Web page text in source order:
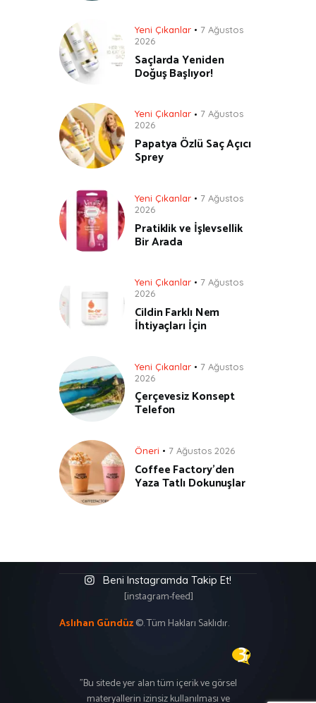
Yeni Çıkanlar
7 Ağustos
2026
Saçlarda Yeniden
Doğuş Başlıyor!
Yeni Çıkanlar
7 Ağustos
2026
Papatya Özlü Saç Açıcı
Sprey
Yeni Çıkanlar
7 Ağustos
2026
Pratiklik ve İşlevsellik
Bir Arada
Yeni Çıkanlar
7 Ağustos
2026
Cildin Farklı Nem
İhtiyaçları İçin
Yeni Çıkanlar
7 Ağustos
2026
Çerçevesiz Konsept
Telefon
Öneri 7 Ağustos 2026
Coffee Factory’den
Yaza Tatlı Dokunuşlar
Beni Instagramda Takip Et!
[instagram-feed]
Aslıhan Gündüz©. Tüm Hakları Saklıdır.
"Bu sitede yer alan tüm içerik ve görsel
materyallerin izinsiz kullanılması ve